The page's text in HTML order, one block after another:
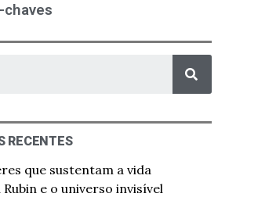
chaves
RECENTES
que sustentam a vida
Rubin e o universo invisível